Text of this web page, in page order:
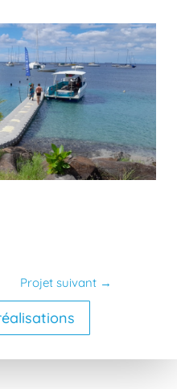
Projet suivant →